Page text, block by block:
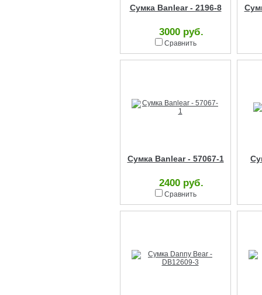
Сумка Banlear - 2196-8
3000 руб.
Сравнить
Сумка Banlear - 57067-1
2400 руб.
Сравнить